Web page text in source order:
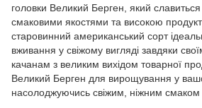
головки Великий Берген, який
смаковими якостями та високою
старовинний американський сорт
вживання у свіжому вигляді завдяки
качанам з великим вихідом товарної
Великий Берген для вирощування у
насолоджуючись свіжим, ніжним смаком